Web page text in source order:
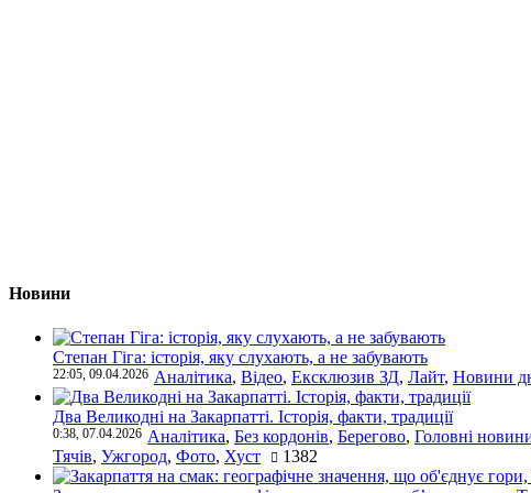
Новини
Степан Гіга: історія, яку слухають, а не забувають
22:05, 09.04.2026 Аналітика, Відео, Ексклюзив ЗД, Лайт, Новини
Два Великодні на Закарпатті. Історія, факти, традиції
0:38, 07.04.2026 Аналітика, Без кордонів, Берегово, Головні
Тячів, Ужгород, Фото, Хуст 1382